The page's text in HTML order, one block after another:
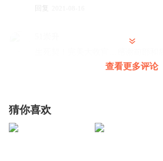
回复
的付出！带来我的快乐！
沈洁_8I
听完了！好听！但和美食有啥关系？
查看更多评论
猜你喜欢